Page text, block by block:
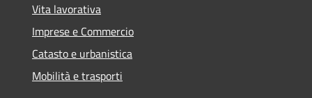
Vita lavorativa
Imprese e Commercio
Catasto e urbanistica
Mobilità e trasporti